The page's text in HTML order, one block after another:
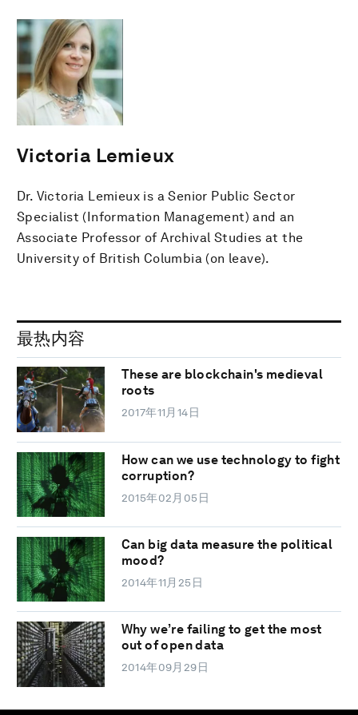
Victoria Lemieux
Dr. Victoria Lemieux is a Senior Public Sector
Specialist (Information Management) and an
Associate Professor of Archival Studies at the
University of British Columbia (on leave).
最热内容
These are blockchain's medieval
roots
2017年11月14日
How can we use technology to fight
corruption?
2015年02月05日
Can big data measure the political
mood?
2014年11月25日
Why we’re failing to get the most
out of open data
2014年09月29日